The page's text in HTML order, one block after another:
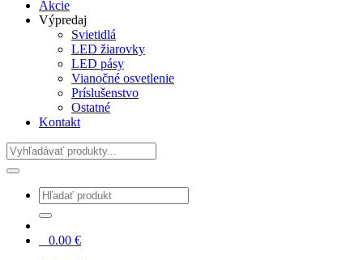
Akcie
Výpredaj
Svietidlá
LED žiarovky
LED pásy
Vianočné osvetlenie
Príslušenstvo
Ostatné
Kontakt
Hladať
0.00 €